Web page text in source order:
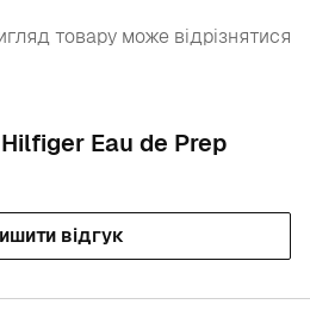
товару може відрізнятися
Eau de Prep
відгук